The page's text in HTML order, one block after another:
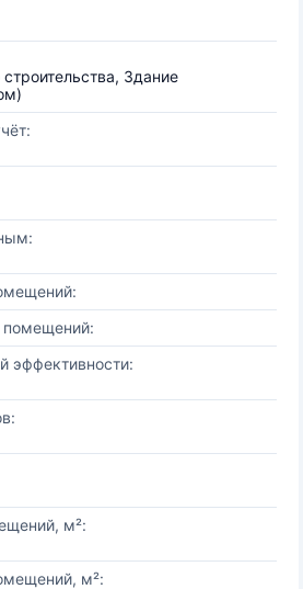
Здание
помещений:
эффективности:
м²:
м²: